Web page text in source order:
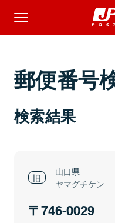
郵便番号
検索結果
山口県
ヤマグチケン
746-0029